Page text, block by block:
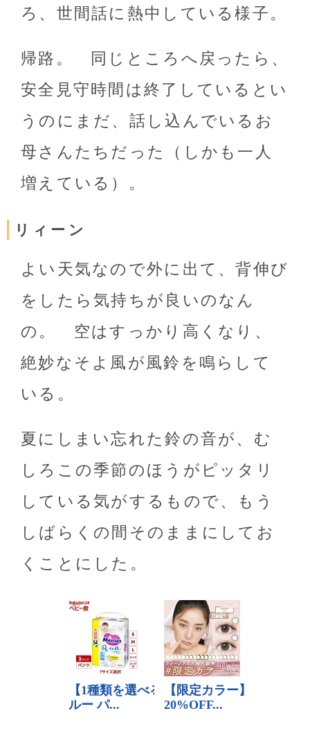
ろ、世間話に熱中している様子。
帰路。 同じところへ戻ったら、
安全見守時間は終了しているとい
うのにまだ、話し込んでいるお
母さんたちだった（しかも一人
増えている）。
リィーン
よい天気なので外に出て、背伸び
をしたら気持ちが良いのなん
の。 空はすっかり高くなり、
絶妙なそよ風が風鈴を鳴らして
いる。
夏にしまい忘れた鈴の音が、む
しろこの季節のほうがピッタリ
している気がするもので、もう
しばらくの間そのままにしてお
くことにした。